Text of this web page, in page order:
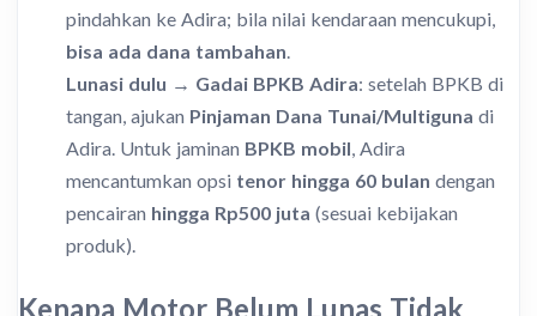
pindahkan ke Adira; bila nilai kendaraan mencukupi,
bisa ada dana tambahan.
Lunasi dulu → Gadai BPKB Adira: setelah BPKB di
tangan, ajukan Pinjaman Dana Tunai/Multiguna di
Adira. Untuk jaminan BPKB mobil, Adira
mencantumkan opsi tenor hingga 60 bulan dengan
pencairan hingga Rp500 juta (sesuai kebijakan
produk).
Kenapa Motor Belum Lunas Tidak